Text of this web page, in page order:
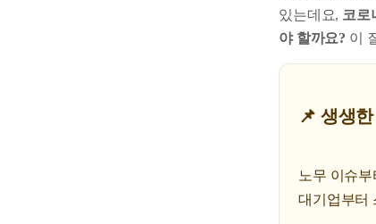
있는데요, 코로
야 할까요? 이
📌 생생
노무 이슈
대기업부터